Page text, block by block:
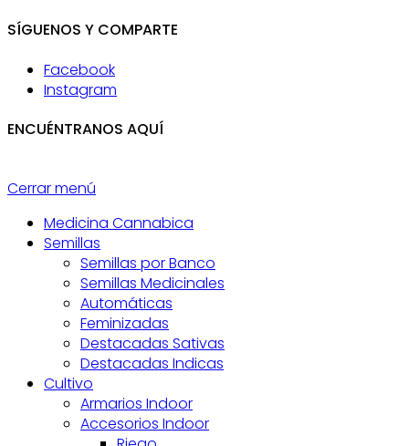
SÍGUENOS Y COMPARTE
Facebook
Instagram
ENCUÉNTRANOS AQUÍ
Cerrar menú
Medicina Cannabica
Semillas
Semillas por Banco
Semillas Medicinales
Automáticas
Feminizadas
Destacadas Sativas
Destacadas Indicas
Cultivo
Armarios Indoor
Accesorios Indoor